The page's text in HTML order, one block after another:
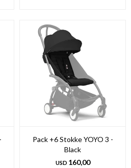
Pack +6 Stokke YOYO 3 -
Black
USD 160,00